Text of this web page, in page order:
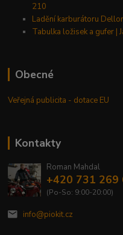
210
Ladění karburátoru
Tabulka ložisek a gufer |
Obecné
Veřejná publicita - dotace EU
Kontakty
Roman Mahdal
+420 731 269
(Po-So: 9:00-20:00)
info@piokit.cz